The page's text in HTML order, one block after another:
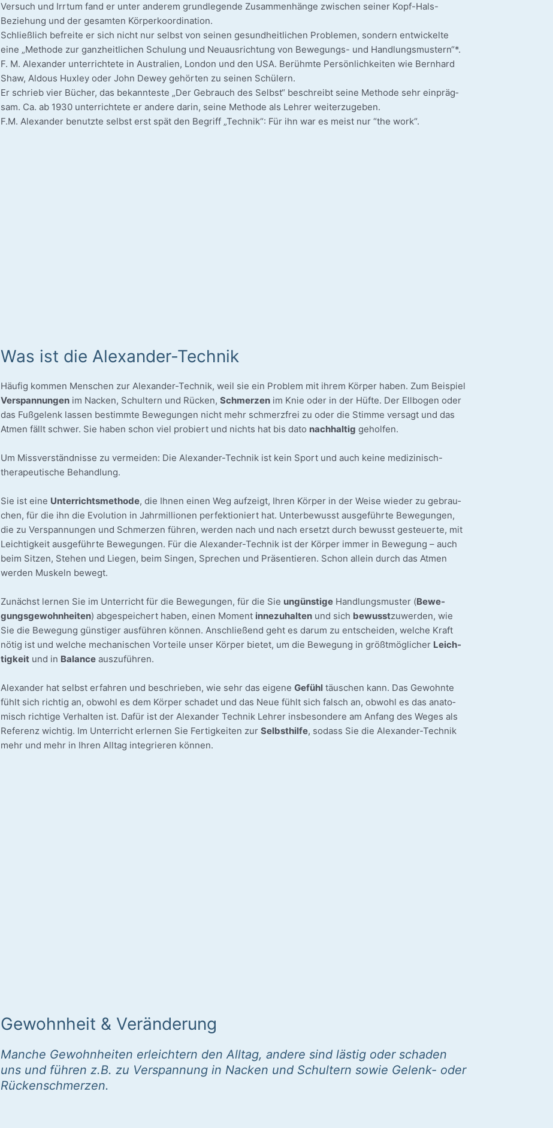
Ver­such und Irr­tum fand er unter ande­rem grund­le­gen­de Zusam­men­hän­ge zwi­schen sei­ner Kopf-Hals-
Beziehung und der gesam­ten Kör­per­ko­or­di­na­ti­on.
Schließ­lich befrei­te er sich nicht nur selbst von sei­nen gesund­heit­li­chen Pro­ble­men, son­dern ent­wi­ckel­te
eine „Metho­de zur ganz­heit­li­chen Schu­lung und Neu­aus­rich­tung von Bewegungs- und Hand­lungs­mus­tern“*.
F. M. Alex­an­der unter­rich­te­te in Aus­tra­li­en, Lon­don und den USA. Berühm­te Per­sön­lich­kei­ten wie Bern­hard
Shaw, Aldous Hux­ley oder John Dew­ey gehör­ten zu sei­nen Schü­lern.
Er schrieb vier Bücher, das bekann­tes­te „Der Gebrauch des Selbst“ beschreibt sei­ne Metho­de sehr ein­präg­
sam. Ca. ab 1930 unter­rich­te­te er ande­re dar­in, sei­ne Metho­de als Leh­rer wei­ter­zu­ge­ben.
F.M. Alex­an­der benutz­te selbst erst spät den Begriff „Tech­nik“: Für ihn war es meist nur “the work“.
Was ist die Alexander-Technik
Häu­fig kom­men Men­schen zur Alexander-Technik, weil sie ein Pro­blem mit ihrem Kör­per haben. Zum Bei­spiel
Ver­span­nun­gen im Nacken, Schul­tern und Rücken, Schmer­zen im Knie oder in der Hüf­te. Der Ell­bo­gen oder
das Fuß­ge­lenk las­sen bestimm­te Bewe­gun­gen nicht mehr schmerz­frei zu oder die Stim­me ver­sagt und das
Atmen fällt schwer. Sie haben schon viel pro­biert und nichts hat bis dato nach­hal­tig geholfen.
Um Miss­ver­ständ­nis­se zu ver­mei­den: Die Alexander-Technik ist kein Sport und auch kei­ne medizinisch-
therapeutische Behandlung.
Sie ist eine Unter­richts­me­tho­de, die Ihnen einen Weg auf­zeigt, Ihren Kör­per in der Wei­se wie­der zu gebrau­
chen, für die ihn die Evo­lu­ti­on in Jahr­mil­lio­nen per­fek­tio­niert hat. Unter­be­wusst aus­ge­führ­te Bewe­gun­gen,
die zu Ver­span­nun­gen und Schmer­zen füh­ren, wer­den nach und nach ersetzt durch bewusst gesteu­er­te, mit
Leich­tig­keit aus­ge­führ­te Bewe­gun­gen. Für die Alexander-Technik ist der Kör­per immer in Bewe­gung – auch
beim Sit­zen, Ste­hen und Lie­gen, beim Sin­gen, Spre­chen und Prä­sen­tie­ren. Schon allein durch das Atmen
wer­den Mus­keln bewegt.
Zunächst ler­nen Sie im Unter­richt für die Bewe­gun­gen, für die Sie ungüns­ti­ge Hand­lungs­mus­ter (Bewe­
gungs­ge­wohn­hei­ten) abge­spei­chert haben, einen Moment inne­zu­hal­ten und sich bewusstzuwer­den, wie
Sie die Bewe­gung güns­ti­ger aus­füh­ren kön­nen. Anschlie­ßend geht es dar­um zu ent­schei­den, wel­che Kraft
nötig ist und wel­che mecha­ni­schen Vor­tei­le unser Kör­per bie­tet, um die Bewe­gung in größt­mög­li­cher Leich­
tig­keit und in Balan­ce auszuführen.
Alex­an­der hat selbst erfah­ren und beschrie­ben, wie sehr das eige­ne Gefühl täu­schen kann. Das Gewohn­te
fühlt sich rich­tig an, obwohl es dem Kör­per scha­det und das Neue fühlt sich falsch an, obwohl es das ana­to­
misch rich­ti­ge Ver­hal­ten ist. Dafür ist der Alex­an­der Tech­nik Leh­rer ins­be­son­de­re am Anfang des Weges als
Refe­renz wich­tig. Im Unter­richt erler­nen Sie Fer­tig­kei­ten zur Selbst­hil­fe, sodass Sie die Alexander-Technik
mehr und mehr in Ihren All­tag inte­grie­ren können.
Gewohnheit & Veränderung
Manche Gewohnheiten erleichtern den Alltag, andere sind lästig oder schaden
uns und führen z.B. zu Verspannung in Nacken und Schultern sowie Gelenk- oder
Rückenschmerzen.